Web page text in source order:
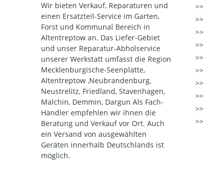
Wir bieten Verkauf, Reparaturen und
einen Ersatzteil-Service im Garten,
Forst und Kommunal Bereich in
Altentreptow an. Das Liefer-Gebiet
und unser Reparatur-Abholservice
unserer Werkstatt umfasst die Region
Mecklenburgische-Seenplatte,
Altentreptow ,Neubrandenburg,
Neustrelitz, Friedland, Stavenhagen,
Malchin, Demmin, Dargun Als Fach-
Händler empfehlen wir ihnen die
Beratung und Verkauf vor Ort. Auch
ein Versand von ausgewählten
Geräten innerhalb Deutschlands ist
möglich.